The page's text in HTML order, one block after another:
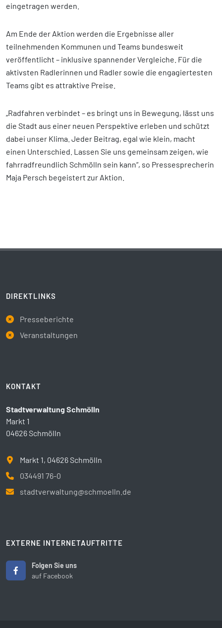
eingetragen werden.
Am Ende der Aktion werden die Ergebnisse aller
teilnehmenden Kommunen und Teams bundesweit
veröffentlicht – inklusive spannender Vergleiche. Für die
aktivsten Radlerinnen und Radler sowie die engagiertesten
Teams gibt es attraktive Preise.
„Radfahren verbindet – es bringt uns in Bewegung, lässt uns
die Stadt aus einer neuen Perspektive erleben und schützt
dabei unser Klima. Jeder Beitrag, egal wie klein, macht
einen Unterschied. Lassen Sie uns gemeinsam zeigen, wie
fahrradfreundlich Schmölln sein kann“, so Pressesprecherin
Maja Persch begeistert zur Aktion.
DIREKTLINKS
Presseberichte
Veranstaltungen
KONTAKT
Stadtverwaltung Schmölln
Markt 1
04626 Schmölln
Markt 1, 04626 Schmölln
034491 76-0
stadtverwaltung@schmoelln.de
EXTERNE INTERNETAUFTRITTE
Folgen Sie uns
auf Facebook